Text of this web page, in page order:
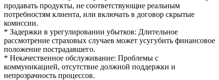
продавать продукты, не соответствующие реальным
потребностям клиента, или включать в договор скрытые
комиссии.
* Задержки в урегулировании убытков: Длительное
рассмотрение страховых случаев может усугубить финансовое
положение пострадавшего.
* Некачественное обслуживание: Проблемы с
коммуникацией, отсутствие должной поддержки и
непрозрачность процессов.